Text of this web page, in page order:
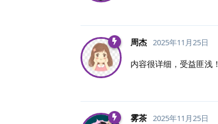
周杰 2025年11月25日
内容很详细，受益匪浅！
雾茶 2025年11月25日